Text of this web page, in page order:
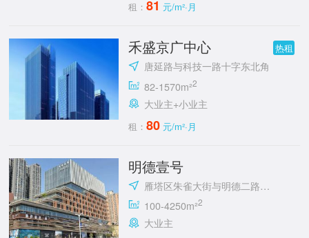
租：81 元/m²·月
禾盛京广中心 热租
唐延路与科技一路十字东北角
82-1570m²2
大业主+小业主
租：80 元/m²·月
明德壹号
雁塔区朱雀大街与明德二路十字东北角
100-4250m²2
大业主